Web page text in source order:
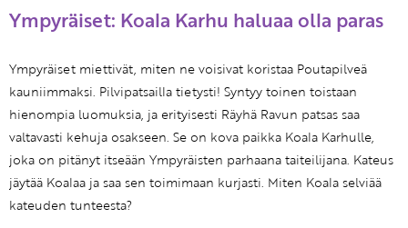
Ympyräiset: Koala Karhu haluaa olla paras
Ympyräiset miettivät, miten ne voisivat koristaa Poutapilveä
kauniimmaksi. Pilvipatsailla tietysti! Syntyy toinen toistaan
hienompia luomuksia, ja erityisesti Räyhä Ravun patsas saa
valtavasti kehuja osakseen. Se on kova paikka Koala Karhulle,
joka on pitänyt itseään Ympyräisten parhaana taiteilijana. Kateus
jäytää Koalaa ja saa sen toimimaan kurjasti. Miten Koala selviää
kateuden tunteesta?